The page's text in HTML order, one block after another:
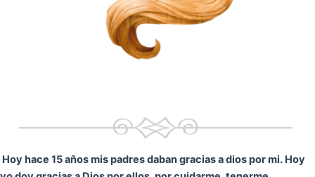
Hoy hace 15 años mis padres daban gracias a dios por mi. Hoy